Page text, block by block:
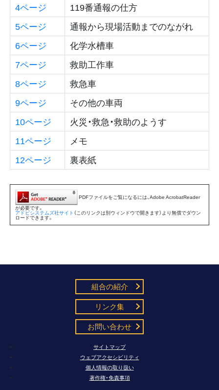
4ページ
119番通報の仕方
5ページ
通報から現場活動までのながれ
6ページ
化学水槽車
7ページ
救助工作車
8ページ
救急車
9ページ
その他の車両
10ページ
火災・救急・救助のようす
11ページ
メモ
12ページ
裏表紙
PDFファイルをご覧になるには、Adobe AcrobatReader
が必要です。
アドビシステムズ社サイト （このリンクは別ウィンドウで開きます）より無償でダウン
ロードできます。
組合の紹介
リンク集
お問い合わせ
サイトマップ
ウェブアクセシビリティ
個人情報の取り扱い
著作権・免責事項